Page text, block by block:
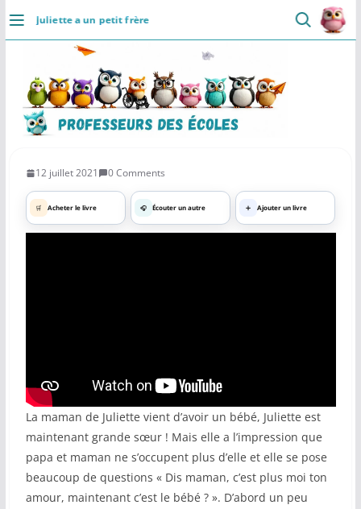
PasserJuliette a un petit frère
DÉCOUVRIR
Accueil
Se connecter
Ressources
COMMUNAUTÉ
Groupes
Forum
Réseaux sociaux
12 juillet 2021 0 Comments
🛒 Acheter le livre 🎧 Écouter un autre ➕ Ajouter un livre
La maman de Juliette vient d’avoir un bébé, Juliette est
maintenant grande sœur !​ Mais elle a l’impression que
papa et maman ne s’occupent plus d’elle et elle se pose
beaucoup de questions « Dis maman, c’est plus moi ton
amour, maintenant c’est le bébé ? ». D’abord un peu
👥Communaute 📄